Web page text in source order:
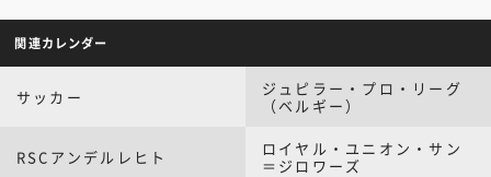
関連カレンダー
サッカー
ジュピラー・プロ・リーグ
（ベルギー）
RSCアンデルレヒト
ロイヤル・ユニオン・サン
＝ジロワーズ